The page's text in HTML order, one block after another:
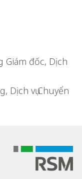
Giám đốc, Dịch
Dịch vụ Chuyển